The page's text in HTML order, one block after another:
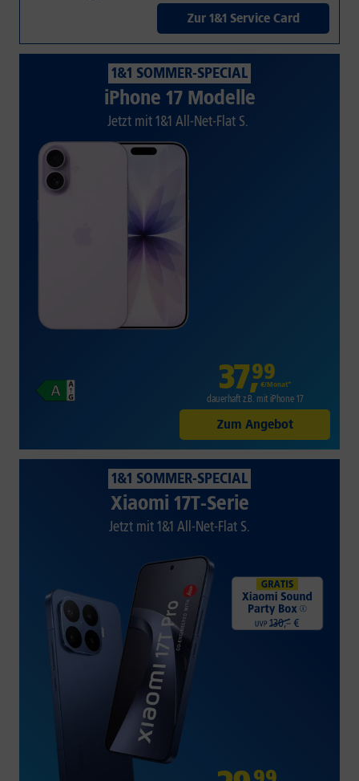
Zur 1&1 Service Card
1&1 SOMMER-SPECIAL
iPhone 17 Modelle
Jetzt mit 1&1 All-Net-Flat S.
37,99
€/Monat*
dauerhaft z.B. mit iPhone 17
Zum Angebot
1&1 SOMMER-SPECIAL
Xiaomi 17T-Serie
Jetzt mit 1&1 All-Net-Flat S.